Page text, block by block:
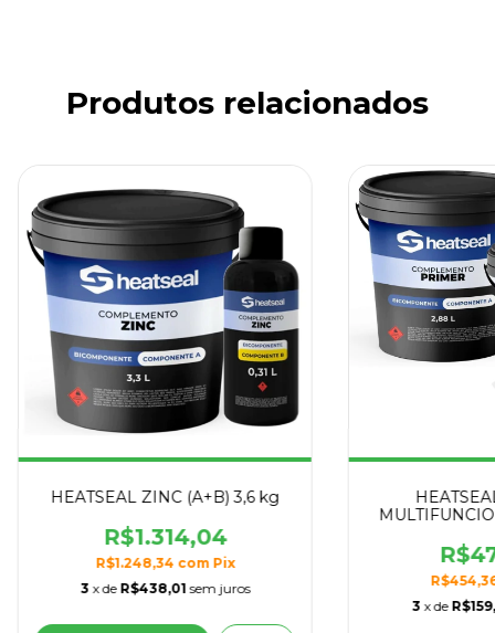
Produtos relacionados
HEATSEAL ZINC (A+B) 3,6 kg
R$1.314,04
R$1.248,34 com Pix
3 x de R$438,01 sem juros
3 x de